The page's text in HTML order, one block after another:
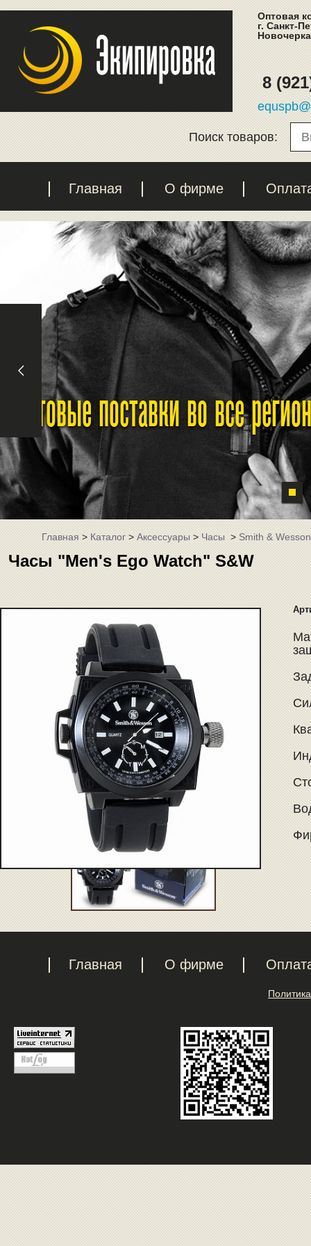
Оптовая
г. Санкт-
8
Поиск товаров:
Главная О фирме
Оптовые поставки во все
Главная>Каталог>Аксессуары>Часы>Smith & Wesson
Часы "Men's Ego Watch" S&W
Главная О фирме